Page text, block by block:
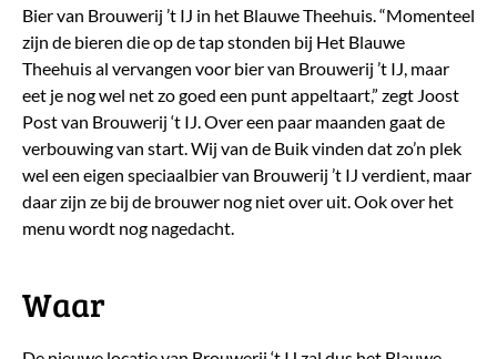
Bier van Brouwerij ’t IJ in het Blauwe Theehuis. “Momenteel
zijn de bieren die op de tap stonden bij Het Blauwe
Theehuis al vervangen voor bier van Brouwerij ’t IJ, maar
eet je nog wel net zo goed een punt appeltaart,” zegt Joost
Post van Brouwerij ‘t IJ. Over een paar maanden gaat de
verbouwing van start. Wij van de Buik vinden dat zo’n plek
wel een eigen speciaalbier van Brouwerij ’t IJ verdient, maar
daar zijn ze bij de brouwer nog niet over uit. Ook over het
menu wordt nog nagedacht.
Waar